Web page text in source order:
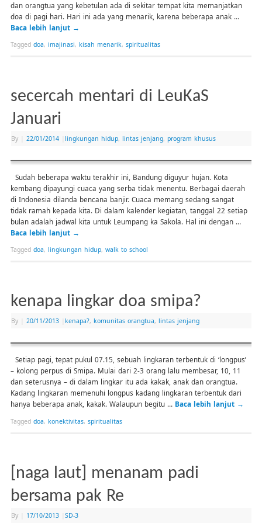
dan orangtua yang kebetulan ada di sekitar tempat kita memanjatkan
doa di pagi hari. Hari ini ada yang menarik, karena beberapa anak …
Baca lebih lanjut →
Tagged doa, imajinasi, kisah menarik, spiritualitas
secercah mentari di LeuKaS
Januari
By 22/01/2014 lingkungan hidup, lintas jenjang, program khusus
Sudah beberapa waktu terakhir ini, Bandung diguyur hujan. Kota
kembang dipayungi cuaca yang serba tidak menentu. Berbagai daerah
di Indonesia dilanda bencana banjir. Cuaca memang sedang sangat
tidak ramah kepada kita. Di dalam kalender kegiatan, tanggal 22 setiap
bulan adalah jadwal kita untuk Leumpang ka Sakola. Hal ini dengan …
Baca lebih lanjut →
Tagged doa, lingkungan hidup, walk to school
kenapa lingkar doa smipa?
By 20/11/2013 kenapa?, komunitas orangtua, lintas jenjang
Setiap pagi, tepat pukul 07.15, sebuah lingkaran terbentuk di ‘longpus’
– kolong perpus di Smipa. Mulai dari 2-3 orang lalu membesar, 10, 11
dan seterusnya – di dalam lingkar itu ada kakak, anak dan orangtua.
Kadang lingkaran memenuhi longpus kadang lingkaran terbentuk dari
hanya beberapa anak, kakak. Walaupun begitu … Baca lebih lanjut →
Tagged doa, konektivitas, spiritualitas
[naga laut] menanam padi
bersama pak Re
By 17/10/2013 SD-3